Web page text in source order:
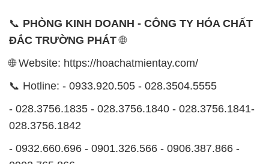
- 028.3756.1835 - 028.3756.1840 - 028.3756.1841-
0902.765.866
📧 Email: hoachat@dactruongphat.vn
ĐỊA CHỈ